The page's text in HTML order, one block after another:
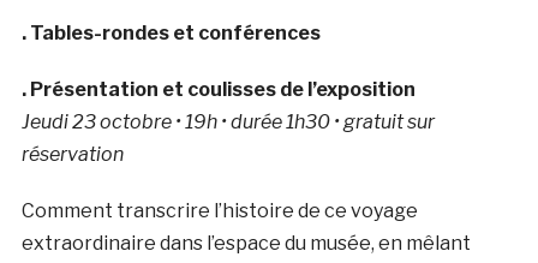
. Tables-rondes et conférences
. Présentation et coulisses de l’exposition
Jeudi 23 octobre • 19h • durée 1h30 • gratuit sur
réservation
Comment transcrire l’histoire de ce voyage
extraordinaire dans l’espace du musée, en mêlant